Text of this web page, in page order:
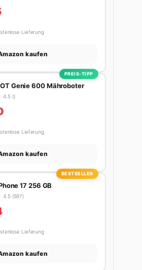
Lieferung
kaufen
PREIS-TIPP
Genie 600 Mähroboter
4.5 ()
Lieferung
kaufen
BESTSELLER
17 256 GB
4.5 (597)
Lieferung
kaufen